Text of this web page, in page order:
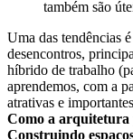
também são
Uma das tendências
desencontros,
híbrido de trabalho
aprendemos, com a
atrativas e
Como a arquitetura
Construindo